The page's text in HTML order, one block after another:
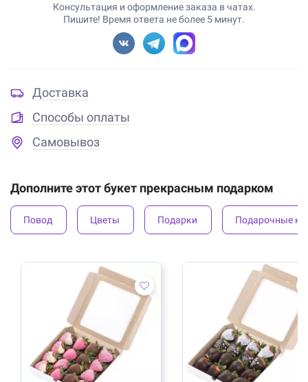
Консультация и оформление заказа в чатах.
Пишите! Время ответа не более 5 минут.
Доставка
Способы оплаты
Самовывоз
Дополните этот букет прекрасным подарком
Повод Цветы Подарки Подарочные